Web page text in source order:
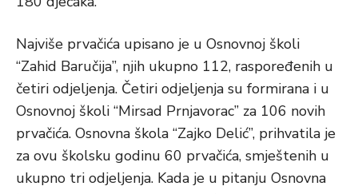
Najviše prvačića upisano je u Osnovnoj školi
“Zahid Baručija”, njih ukupno 112, raspoređenih u
četiri odjeljenja. Četiri odjeljenja su formirana i u
Osnovnoj školi “Mirsad Prnjavorac” za 106 novih
prvačića. Osnovna škola “Zajko Delić”, prihvatila je
za ovu školsku godinu 60 prvačića, smještenih u
ukupno tri odjeljenja. Kada je u pitanju Osnovna